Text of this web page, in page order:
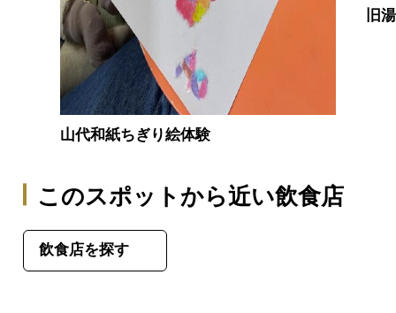
山代和紙ちぎり絵体験
旧
このスポットから近い飲食店
飲食店を探す